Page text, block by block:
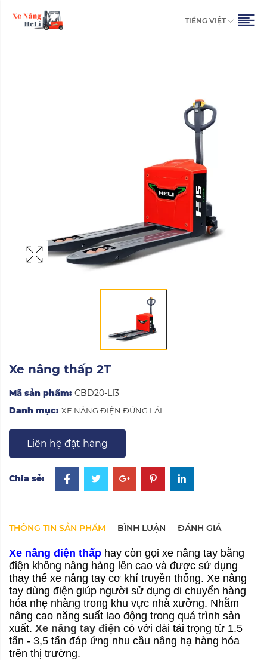
TIẾNG VIỆT
Xe nâng thấp 2T
Mã sản phẩm: CBD20-LI3
Danh mục: XE NÂNG ĐIỆN ĐỨNG LÁI
Liên hệ đặt hàng
Chia sẻ:
THÔNG TIN SẢN PHẨM BÌNH LUẬN ĐÁNH GIÁ
Xe nâng điện thấp hay còn gọi xe nâng tay bằng
điện không nâng hàng lên cao và được sử dụng
thay thế xe nâng tay cơ khí truyền thống. Xe nâng
tay dùng điện giúp người sử dụng di chuyển hàng
hóa nhẹ nhàng trong khu vực nhà xưởng. Nhằm
nâng cao năng suất lao động trong quá trình sản
xuất. Xe nâng tay điện có với dài tải trọng từ 1.5
tấn - 3,5 tấn đáp ứng nhu cầu nâng hạ hàng hóa
trên thị trường.